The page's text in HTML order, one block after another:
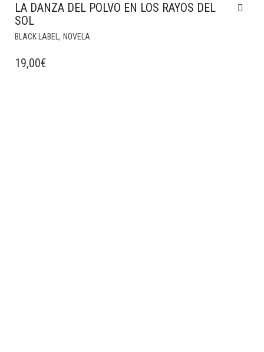
LA DANZA DEL POLVO EN LOS RAYOS DEL
SOL
BLACK LABEL , NOVELA
19,00€